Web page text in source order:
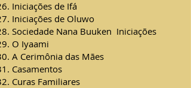
Iniciações de Ifá
Iniciações de Oluwo
Sociedade Nana Buuken Iniciações
O Iyaami
A Cerimônia das Mães
Casamentos
Curas Familiares